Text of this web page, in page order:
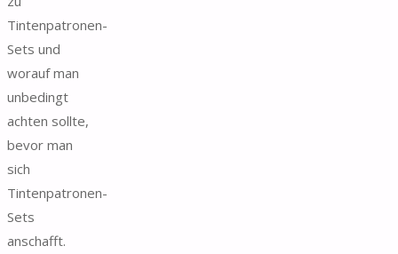
Tintenpatronen-
Sets und
worauf man
unbedingt
achten sollte,
bevor man
sich
Tintenpatronen-
Sets
anschafft.